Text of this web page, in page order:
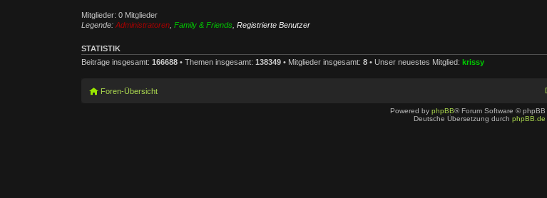
Mitglieder: 0 Mitglieder
Legende:Administratoren ,Family & Friends ,Registrierte Benutzer
STATISTIK
Beiträge insgesamt:166688 • Themen insgesamt:138349 • Mitglieder insgesamt:8 • Unser neuestes Mitglied:krissy
Foren-Übersicht
Powered by phpBB® Forum Software © phpBB
Deutsche Übersetzung durch phpBB.de